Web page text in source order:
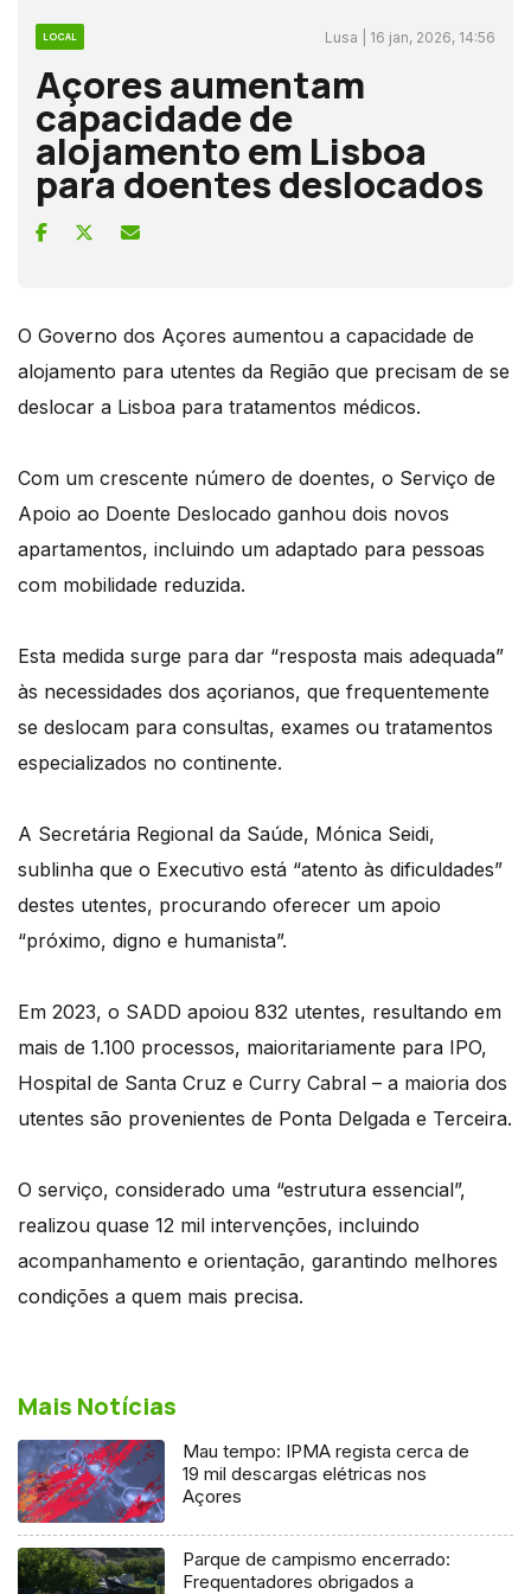
LOCAL Lusa | 16 jan, 2026, 14:56
Açores aumentam
capacidade de
alojamento em Lisboa
para doentes deslocados
O Governo dos Açores aumentou a capacidade de
alojamento para utentes da Região que precisam de se
deslocar a Lisboa para tratamentos médicos.
Com um crescente número de doentes, o Serviço de
Apoio ao Doente Deslocado ganhou dois novos
apartamentos, incluindo um adaptado para pessoas
com mobilidade reduzida.
Esta medida surge para dar “resposta mais adequada”
às necessidades dos açorianos, que frequentemente
se deslocam para consultas, exames ou tratamentos
especializados no continente.
A Secretária Regional da Saúde, Mónica Seidi,
sublinha que o Executivo está “atento às dificuldades”
destes utentes, procurando oferecer um apoio
“próximo, digno e humanista”.
Em 2023, o SADD apoiou 832 utentes, resultando em
mais de 1.100 processos, maioritariamente para IPO,
Hospital de Santa Cruz e Curry Cabral – a maioria dos
utentes são provenientes de Ponta Delgada e Terceira.
O serviço, considerado uma “estrutura essencial”,
realizou quase 12 mil intervenções, incluindo
acompanhamento e orientação, garantindo melhores
condições a quem mais precisa.
Mais Notícias
Mau tempo: IPMA regista cerca de
19 mil descargas elétricas nos
Açores
Parque de campismo encerrado:
Frequentadores obrigados a